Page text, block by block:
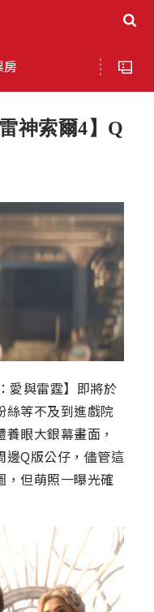
房
神索爾4】Q
愛與雷霆】即將於
絲等不及到進戲院
眼大銀幕畫面，
Q版公仔，儘管這
，但萌照一曝光確